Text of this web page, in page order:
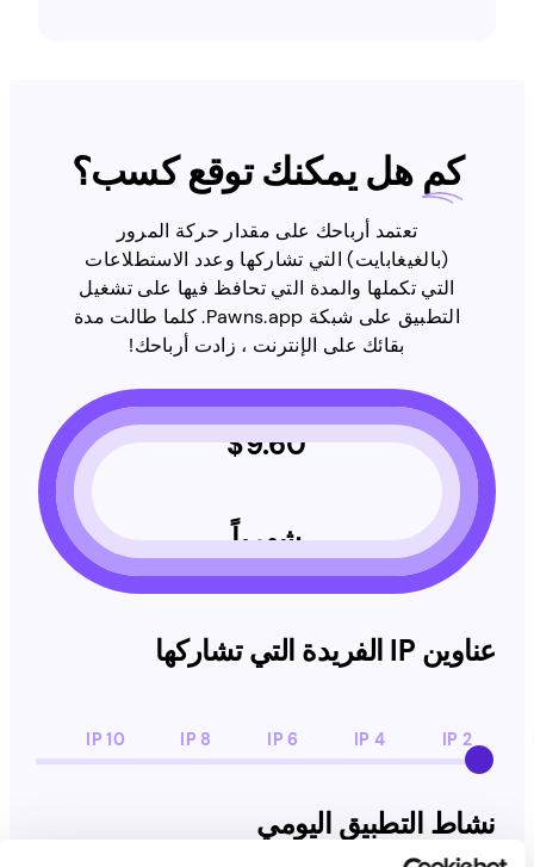
كمهل يمكنك توقع كسب؟
تعتمد أرباحك على مقدار حركة المرور
(بالغيغابايت) التي تشاركها وعدد الاستطلاعات
التي تكملها والمدة التي تحافظ فيها على تشغيل
التطبيق على شبكة Pawns.app. كلما طالت مدة
بقائك على الإنترنت ، زادت أرباحك!
$9.60
شهرياً
عناوين IP الفريدة التي تشاركها
4 IP
10 IP
نشاط التطبيق اليومي
نشاط التطبيق اليومي